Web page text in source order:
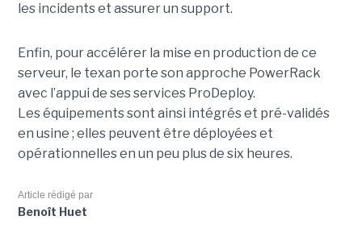
les incidents et assurer un support.
Enfin, pour accélérer la mise en production de ce
serveur, le texan porte son approche PowerRack
avec l’appui de ses services ProDeploy.
Les équipements sont ainsi intégrés et pré-validés
en usine ; elles peuvent être déployées et
opérationnelles en un peu plus de six heures.
Article rédigé par
Benoît Huet